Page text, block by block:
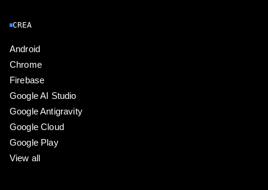
CREA
Android
Chrome
Firebase
Google AI Studio
Google Antigravity
Google Cloud
Google Play
View all